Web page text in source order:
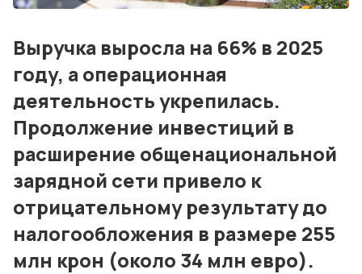
Лучшие АЗС мира
Мнения
Видео
Подписка
Условия использования материалов
Политика конфиденциальности и cookie
Выручка выросла на 66% в 2025
году, а операционная
деятельность укрепилась.
Продолжение инвестиций в
расширение общенациональной
зарядной сети привело к
отрицательному результату до
налогообложения в размере 255
млн крон (около 34 млн евро).